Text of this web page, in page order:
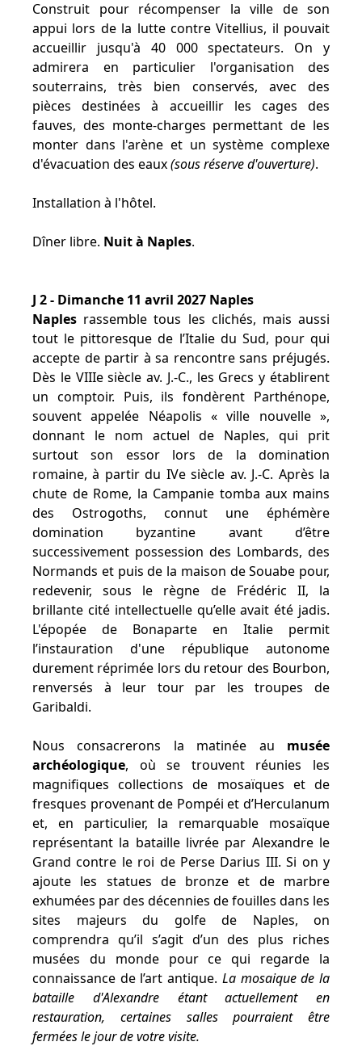
Construit pour récompenser la ville de son
appui lors de la lutte contre Vitellius, il pouvait
accueillir jusqu'à 40 000 spectateurs. On y
admirera en particulier l'organisation des
souterrains, très bien conservés, avec des
pièces destinées à accueillir les cages des
fauves, des monte-charges permettant de les
monter dans l'arène et un système complexe
d'évacuation des eaux(sous réserve d'ouverture).
Installation à l'hôtel.
Dîner libre. Nuit à Naples.
J 2 - Dimanche 11 avril 2027 Naples
Naples rassemble tous les clichés, mais aussi
tout le pittoresque de l’Italie du Sud, pour qui
accepte de partir à sa rencontre sans préjugés.
Dès le VIIIe siècle av. J.-C., les Grecs y établirent
un comptoir. Puis, ils fondèrent Parthénope,
souvent appelée Néapolis « ville nouvelle »,
donnant le nom actuel de Naples, qui prit
surtout son essor lors de la domination
romaine, à partir du IVe siècle av. J.-C. Après la
chute de Rome, la Campanie tomba aux mains
des Ostrogoths, connut une éphémère
domination byzantine avant d’être
successivement possession des Lombards, des
Normands et puis de la maison de Souabe pour,
redevenir, sous le règne de Frédéric II, la
brillante cité intellectuelle qu’elle avait été jadis.
L'épopée de Bonaparte en Italie permit
l’instauration d'une république autonome
durement réprimée lors du retour des Bourbon,
renversés à leur tour par les troupes de
Garibaldi.
Nous consacrerons la matinée au musée
archéologique, où se trouvent réunies les
magnifiques collections de mosaïques et de
fresques provenant de Pompéi et d’Herculanum
et, en particulier, la remarquable mosaïque
représentant la bataille livrée par Alexandre le
Grand contre le roi de Perse Darius III. Si on y
ajoute les statues de bronze et de marbre
exhumées par des décennies de fouilles dans les
sites majeurs du golfe de Naples, on
comprendra qu’il s’agit d’un des plus riches
musées du monde pour ce qui regarde la
connaissance de l’art antique. La mosaique de la
bataille d'Alexandre étant actuellement en
restauration, certaines salles pourraient être
fermées le jour de votre visite.